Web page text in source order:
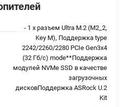
- 1 x pазъем Ultra M.2 (M2_2,
Key M), Поддержка type
2242/2260/2280 PCIe Gen3x4
(32 Гб/с) mode**Поддержка
модулей NVMe SSD в качестве
загрузочных
дисковПоддержка ASRock U.2
Kit